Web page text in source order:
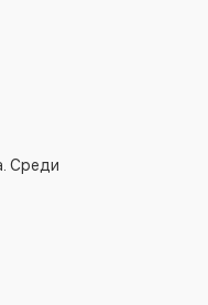
Среди